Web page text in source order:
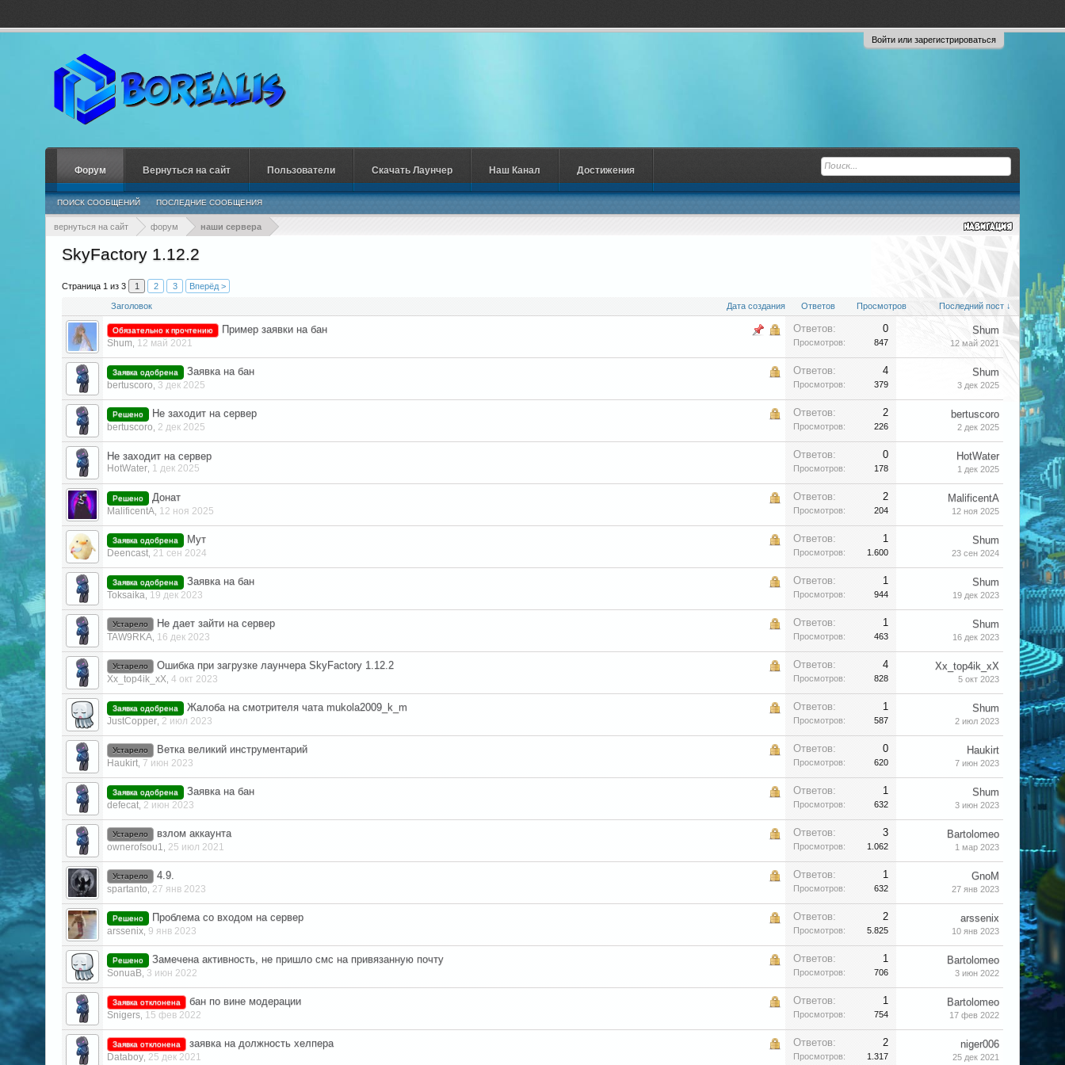
Войти или зарегистрироваться
вернуться на сайт форум наши сервера
SkyFactory 1.12.2
Страница 1 из 3 1 2 3 Вперёд >
Заголовок Дата создания Ответов Просмотров Последний пост ↓
Обязательно к прочтению Пример заявки на бан
Shum 12 май 2021
Ответов: 0
Просмотров: 847
Shum
12 май 2021
Заявка одобрена Заявка на бан
bertuscoro 3 дек 2025
Ответов: 4
Просмотров: 379
Shum
3 дек 2025
Решено Не заходит на сервер
bertuscoro 2 дек 2025
Ответов: 2
Просмотров: 226
bertuscoro
2 дек 2025
Не заходит на сервер
HotWater 1 дек 2025
Ответов: 0
Просмотров: 178
HotWater
1 дек 2025
Решено Донат
MalificentA 12 ноя 2025
Ответов: 2
Просмотров: 204
MalificentA
12 ноя 2025
Заявка одобрена Мут
Deencast 21 сен 2024
Ответов: 1
Просмотров: 1.600
Shum
23 сен 2024
Заявка одобрена Заявка на бан
Toksaika 19 дек 2023
Ответов: 1
Просмотров: 944
Shum
19 дек 2023
Устарело Не дает зайти на сервер
TAW9RKA 16 дек 2023
Ответов: 1
Просмотров: 463
Shum
16 дек 2023
Устарело Ошибка при загрузке лаунчера SkyFactory 1.12.2
Xx_top4ik_xX 4 окт 2023
Ответов: 4
Просмотров: 828
Xx_top4ik_xX
5 окт 2023
Заявка одобрена Жалоба на смотрителя чата mukola2009_k_m
JustCopper 2 июл 2023
Ответов: 1
Просмотров: 587
Shum
2 июл 2023
Устарело Ветка великий инструментарий
Haukirt 7 июн 2023
Ответов: 0
Просмотров: 620
Haukirt
7 июн 2023
Заявка одобрена Заявка на бан
defecat 2 июн 2023
Ответов: 1
Просмотров: 632
Shum
3 июн 2023
Устарело взлом аккаунта
ownerofsou1 25 июл 2021
Ответов: 3
Просмотров: 1.062
Bartolomeo
1 мар 2023
Устарело 4.9.
spartanto 27 янв 2023
Ответов: 1
Просмотров: 632
GnoM
27 янв 2023
Решено Проблема со входом на сервер
arssenix 9 янв 2023
Ответов: 2
Просмотров: 5.825
arssenix
10 янв 2023
Решено Замечена активность, не пришло смс на привязанную почту
SonuaB 3 июн 2022
Ответов: 1
Просмотров: 706
Bartolomeo
3 июн 2022
Заявка отклонена бан по вине модерации
Snigers 15 фев 2022
Ответов: 1
Просмотров: 754
Bartolomeo
17 фев 2022
Заявка отклонена заявка на должность хелпера
Databoy 25 дек 2021
Ответов: 2
Просмотров: 1.317
niger006
25 дек 2021
Форум
ПОИСК СООБЩЕНИЙ ПОСЛЕДНИЕ СООБЩЕНИЯ
Вернуться на сайт Пользователи Скачать Лаунчер Наш Канал Достижения